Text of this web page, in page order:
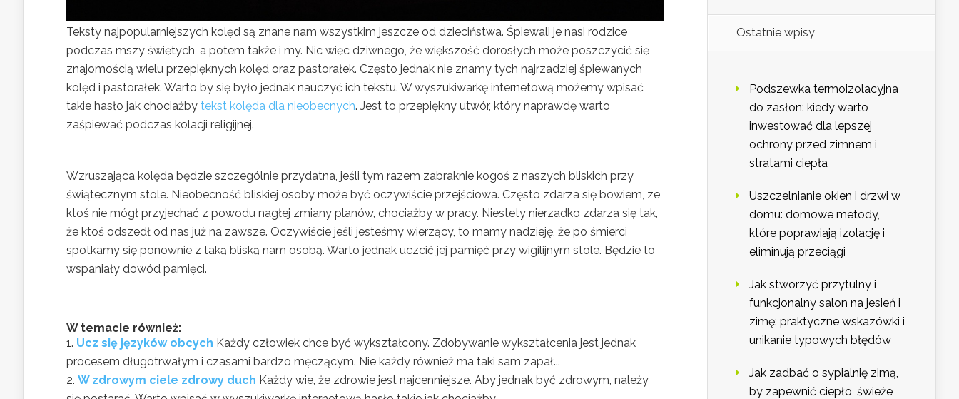
Teksty najpopularniejszych kolęd są znane nam wszystkim jeszcze od dzieciństwa. Śpiewali je nasi rodzice
podczas mszy świętych, a potem także i my. Nic więc dziwnego, że większość dorosłych może poszczycić się
znajomością wielu przepięknych kolęd oraz pastorałek. Często jednak nie znamy tych najrzadziej śpiewanych
kolęd i pastorałek. Warto by się było jednak nauczyć ich tekstu. W wyszukiwarkę internetową możemy wpisać
takie hasło jak chociażby tekst kolęda dla nieobecnych. Jest to przepiękny utwór, który naprawdę warto
zaśpiewać podczas kolacji religijnej.
Wzruszająca kolęda będzie szczególnie przydatna, jeśli tym razem zabraknie kogoś z naszych bliskich przy
świątecznym stole. Nieobecność bliskiej osoby może być oczywiście przejściowa. Często zdarza się bowiem, ze
ktoś nie mógł przyjechać z powodu nagłej zmiany planów, chociażby w pracy. Niestety nierzadko zdarza się tak,
że ktoś odszedł od nas już na zawsze. Oczywiście jeśli jesteśmy wierzący, to mamy nadzieję, że po śmierci
spotkamy się ponownie z taką bliską nam osobą. Warto jednak uczcić jej pamięć przy wigilijnym stole. Będzie to
wspaniały dowód pamięci.
W temacie również:
Ucz się języków obcych Każdy człowiek chce być wykształcony. Zdobywanie wykształcenia jest jednak
procesem długotrwałym i czasami bardzo męczącym. Nie każdy również ma taki sam zapał...
W zdrowym ciele zdrowy duch Każdy wie, że zdrowie jest najcenniejsze. Aby jednak być zdrowym, należy
Ostatnie wpisy
Podszewka termoizolacyjna
do zasłon: kiedy warto
inwestować dla lepszej
ochrony przed zimnem i
stratami ciepła
Uszczelnianie okien i drzwi w
domu: domowe metody,
które poprawiają izolację i
eliminują przeciągi
Jak stworzyć przytulny i
funkcjonalny salon na jesień i
zimę: praktyczne wskazówki i
unikanie typowych błędów
Jak zadbać o sypialnię zimą,
by zapewnić ciepło, świeże